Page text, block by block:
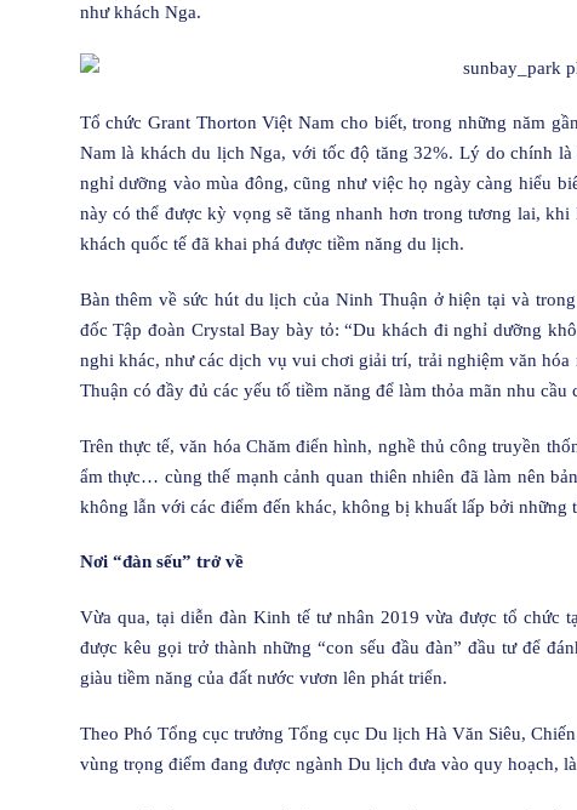
như khách Nga.
Tổ chức Grant Thorton Việt Nam cho biết, trong những năm
Nam là khách du lịch Nga, với tốc độ tăng 32%. Lý do chính
nghỉ dưỡng vào mùa đông, cũng như việc họ ngày càng hiểu
này có thể được kỳ vọng sẽ tăng nhanh hơn trong tương lai,
khách quốc tế đã khai phá được tiềm năng du lịch.
Bàn thêm về sức hút du lịch của Ninh Thuận ở hiện tại và
đốc Tập đoàn Crystal Bay bày tỏ: “Du khách đi nghỉ dưỡng
nghi khác, như các dịch vụ vui chơi giải trí, trải nghiệm văn
Thuận có đầy đủ các yếu tố tiềm năng để làm thỏa mãn nhu cầu
Trên thực tế, văn hóa Chăm điển hình, nghề thủ công truyền
ẩm thực… cùng thế mạnh cảnh quan thiên nhiên đã làm nên
không lẫn với các điểm đến khác, không bị khuất lấp bởi những
Nơi “đàn sếu” trở về
Vừa qua, tại diễn đàn Kinh tế tư nhân 2019 vừa được tổ chức
được kêu gọi trở thành những “con sếu đầu đàn” đầu tư để
giàu tiềm năng của đất nước vươn lên phát triển.
Theo Phó Tổng cục trưởng Tổng cục Du lịch Hà Văn Siêu,
vùng trọng điểm đang được ngành Du lịch đưa vào quy hoạch,